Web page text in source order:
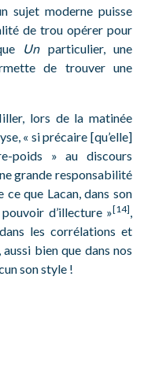
sujet moderne puisse
de trou opérer pour
Unparticulier, une
de trouver une
lors de la matinée
« si précaire [qu’elle]
poids » au discours
grande responsabilité
que Lacan, dans son
d’illecture »[14],
les corrélations et
bien que dans nos
son style !